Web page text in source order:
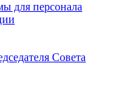
для персонала
Совета